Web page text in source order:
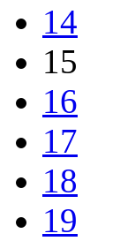
14
15
16
17
18
19